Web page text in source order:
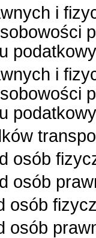
i
i
osób
osób
osób
osób